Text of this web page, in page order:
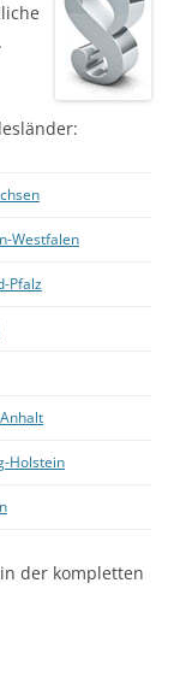
Westfalen
Pfalz
Holstein
der kompletten